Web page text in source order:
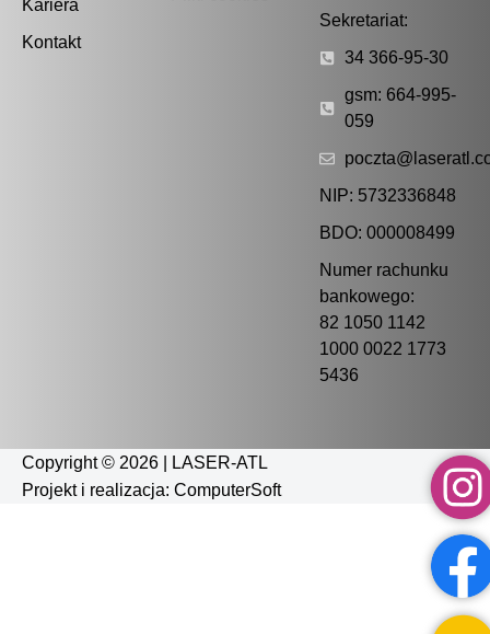
Kariera
Kontakt
Sekretariat:
34 366-95-30
gsm: 664-995-
059
NIP: 5732336848
BDO: 000008499
Numer rachunku
bankowego:
82 1050 1142
1000 0022 1773
5436
Copyright © 2026 | LASER-ATL
Projekt i realizacja: ComputerSoft